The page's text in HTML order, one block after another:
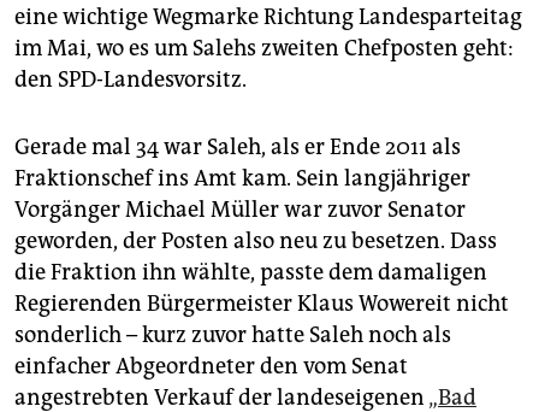
eine wichtige Wegmarke Richtung Landesparteitag
im Mai, wo es um Salehs zweiten Chefposten geht:
den SPD-Landesvorsitz.
Gerade mal 34 war Saleh, als er Ende 2011 als
Fraktionschef ins Amt kam. Sein langjähriger
Vorgänger Michael Müller war zuvor Senator
geworden, der Posten also neu zu besetzen. Dass
die Fraktion ihn wählte, passte dem damaligen
Regierenden Bürgermeister Klaus Wowereit nicht
sonderlich – kurz zuvor hatte Saleh noch als
einfacher Abgeordneter den vom Senat
angestrebten Verkauf der landeseigenen „Bad